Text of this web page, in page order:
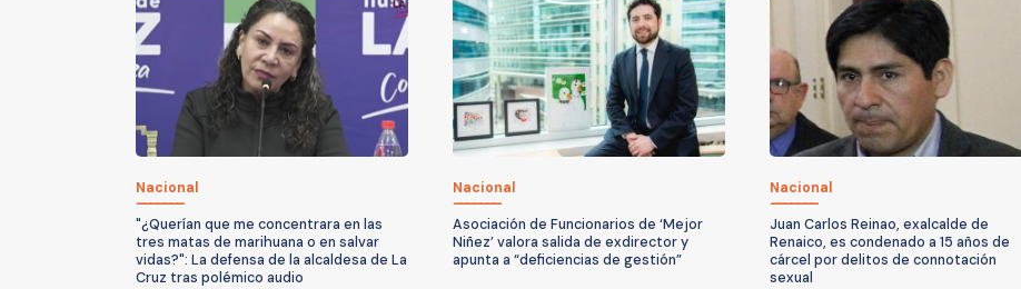
Nacional
"¿Querían que me concentrara en las
tres matas de marihuana o en salvar
vidas?": La defensa de la alcaldesa de La
Cruz tras polémico audio
Nacional
Asociación de Funcionarios de ‘Mejor
Niñez’ valora salida de exdirector y
apunta a “deficiencias de gestión”
Nacional
Juan Carlos Reinao, exalcalde de
Renaico, es condenado a 15 años de
cárcel por delitos de connotación
sexual